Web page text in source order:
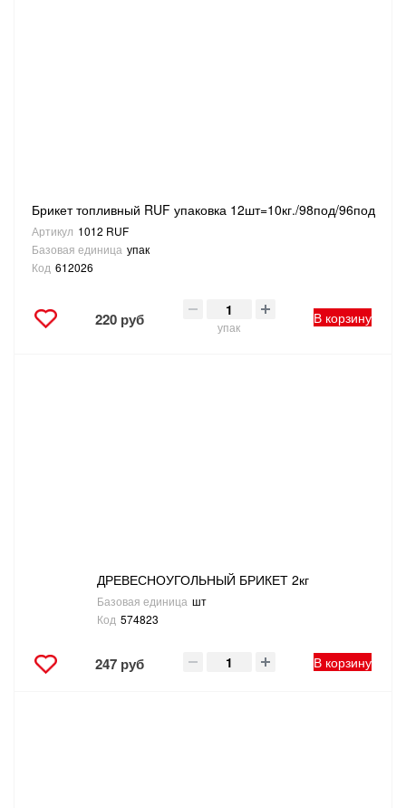
ЭЛЕКТРОМОНТАЖНЫЕ ТОВАРЫ, СВЕТОТЕХНИКА
Брикет топливный RUF упаковка 12шт=10кг./98под/96под
Артикул 1012 RUF
Базовая единица упак
Код 612026
220 руб упак
В корзину
ДРЕВЕСНОУГОЛЬНЫЙ БРИКЕТ 2кг
Базовая единица шт
Код 574823
247 руб В корзину